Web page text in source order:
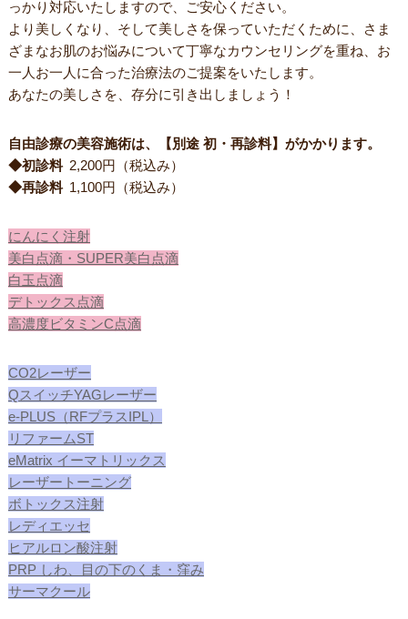
っかり対応いたしますので、ご安心ください。
より美しくなり、そして美しさを保っていただくために、さま
ざまなお肌のお悩みについて丁寧なカウンセリングを重ね、お
一人お一人に合った治療法のご提案をいたします。
あなたの美しさを、存分に引き出しましょう！
自由診療の美容施術は、【別途 初・再診料】がかかります。
◆初診料 2,200円（税込み）
◆再診料 1,100円（税込み）
にんにく注射
美白点滴・SUPER美白点滴
白玉点滴
デトックス点滴
高濃度ビタミンC点滴
CO2レーザー
QスイッチYAGレーザー
e-PLUS（RFプラスIPL）
リファームST
eMatrix イーマトリックス
レーザートーニング
ボトックス注射
レディエッセ
ヒアルロン酸注射
PRP しわ、目の下のくま・窪み
サーマクール